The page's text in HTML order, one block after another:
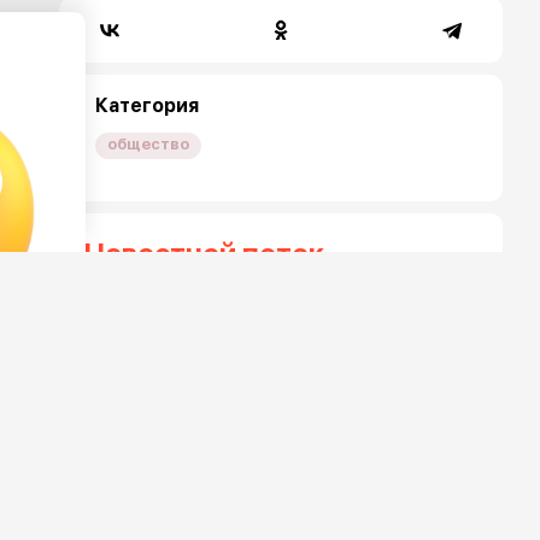
Категория
общество
Новостной поток